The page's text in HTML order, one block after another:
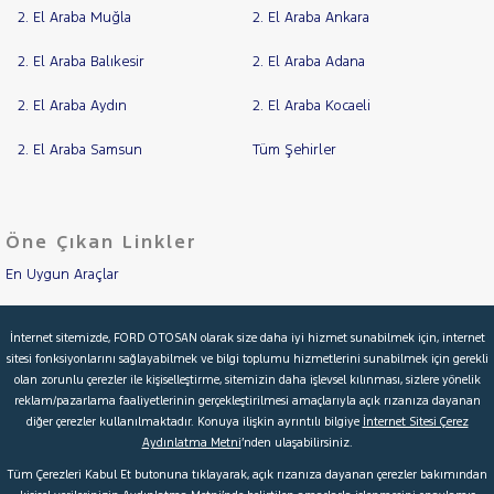
Jaecoo
JEEP
MAN
MITSUBISHI
MOTORSIKLET
OPEL
PEUGEOT
RENAULT
SKODA
Cinsleri
Türü
Fırsatlar
Boya
Değişen
Parça
No
2. El Araba Muğla 2. El Araba Ankara
2. El Araba Balıkesir 2. El Araba Adana
2. El Araba Aydın 2. El Araba Kocaeli
2. El Araba Samsun Tüm Şehirler
Öne Çıkan Linkler
En Uygun Araçlar
İkinci El Garanti
Kampanyalar
Kredi Hesaplama & Başvuru
İnternet sitemizde, FORD OTOSAN olarak size daha iyi hizmet sunabilmek için, internet
sitesi fonksiyonlarını sağlayabilmek ve bilgi toplumu hizmetlerini sunabilmek için gerekli
olan zorunlu çerezler ile kişiselleştirme, sitemizin daha işlevsel kılınması, sizlere yönelik
reklam/pazarlama faaliyetlerinin gerçekleştirilmesi amaçlarıyla açık rızanıza dayanan
diğer çerezler kullanılmaktadır. Konuya ilişkin ayrıntılı bilgiye İnternet Sitesi Çerez
Aydınlatma Metni’nden ulaşabilirsiniz.
Tüm Çerezleri Kabul Et butonuna tıklayarak, açık rızanıza dayanan çerezler bakımından